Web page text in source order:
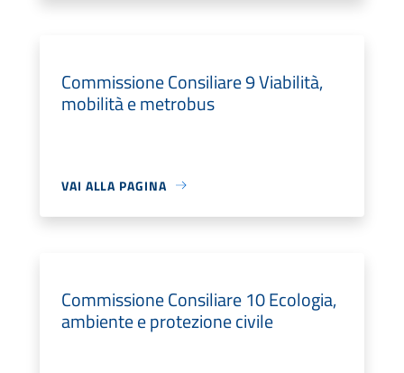
Commissione Consiliare 9 Viabilità,
mobilità e metrobus
VAI ALLA PAGINA
Commissione Consiliare 10 Ecologia,
ambiente e protezione civile